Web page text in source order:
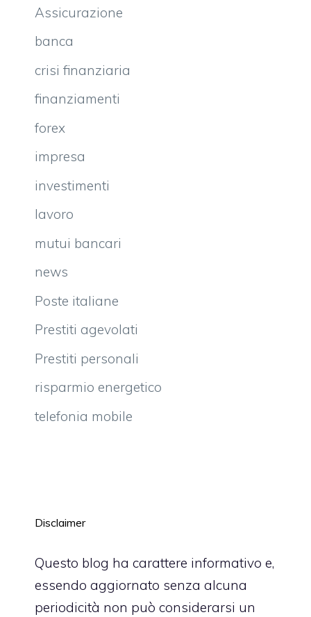
Assicurazione
banca
crisi finanziaria
finanziamenti
forex
impresa
investimenti
lavoro
mutui bancari
news
Poste italiane
Prestiti agevolati
Prestiti personali
risparmio energetico
telefonia mobile
Disclaimer
Questo blog ha carattere informativo e,
essendo aggiornato senza alcuna
periodicità non può considerarsi un